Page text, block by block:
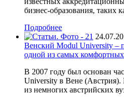
бизнес-образования, таких
Подробнее
Венский Modul University –
одной из самых
В 2007 году был основан
University в Вене
из немногих австрийских